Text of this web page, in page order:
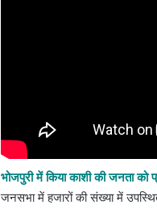
भोजपुरी में किया काशी की जनता को
जनसभा में हजारों की संख्या में